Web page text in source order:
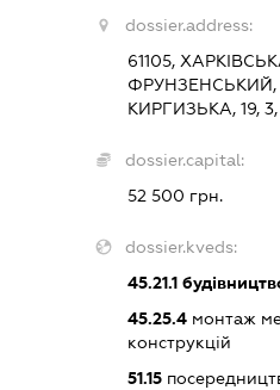
dossier.address:
61105,
ФРУНЗЕНСЬКИЙ,
КИРГИЗЬКА, 19,
dossier.capital:
52 500 грн.
dossier.kveds:
45.21.1
45.25.4 монтаж
конструкцій
51.15